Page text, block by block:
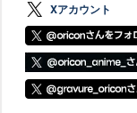
Xアカウント